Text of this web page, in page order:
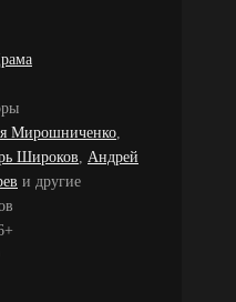
Мирошниченко
Широков
Андрей
и другие